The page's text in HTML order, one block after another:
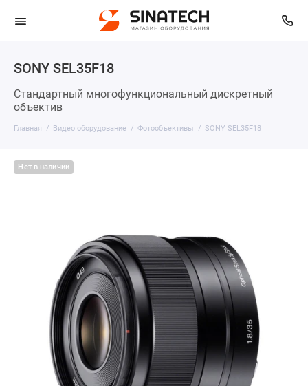
SONY SEL35F18
Стандартный многофункциональный дискретный
объектив
Главная Видео оборудование Фотообъективы SONY SEL35F18
Нет в наличии